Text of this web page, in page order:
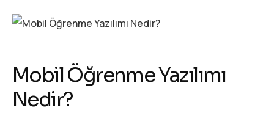
Mobil Öğrenme Yazılımı
Nedir?